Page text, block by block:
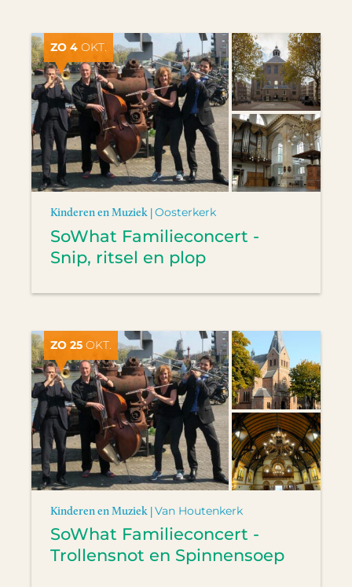
ZO 4 OKT.
Kinderen en Muziek |Oosterkerk
SoWhat Familieconcert -
Snip, ritsel en plop
ZO 25 OKT.
Kinderen en Muziek |Van Houtenkerk
SoWhat Familieconcert -
Trollensnot en Spinnensoep